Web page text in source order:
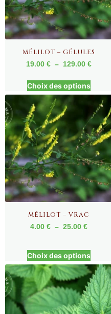
MÉLILOT – GÉLULES
19.00€ – 129.00€
Choix des options
MÉLILOT – VRAC
4.00€ – 25.00€
Choix des options